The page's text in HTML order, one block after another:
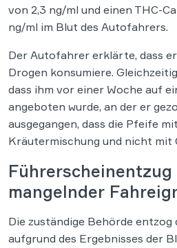
von 2,3 ng/ml und einen THC-
ng/ml im Blut des Autofahrers.
Der Autofahrer erklärte, dass
Drogen konsumiere.
dass ihm vor einer Woche auf
angeboten wurde, an der er
ausgegangen, dass die Pfeife
Kräutermischung und nicht mit
mangelnder
Die zuständige Behörde
aufgrund des Ergebnisses der